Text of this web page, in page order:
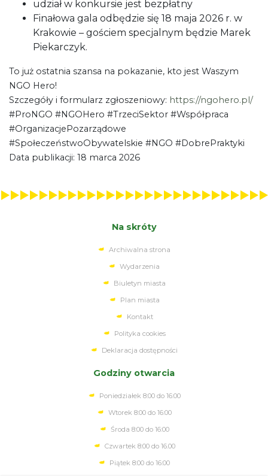
udział w konkursie jest bezpłatny
Finałowa gala odbędzie się 18 maja 2026 r. w
Krakowie – gościem specjalnym będzie Marek
Piekarczyk.
To już ostatnia szansa na pokazanie, kto jest Waszym
NGO Hero!
Szczegóły i formularz zgłoszeniowy: https://ngohero.pl/
#ProNGO #NGOHero #TrzeciSektor #Współpraca
#OrganizacjePozarządowe
#SpołeczeństwoObywatelskie #NGO #DobrePraktyki
Data publikacji: 18 marca 2026
Na skróty
Archiwalna strona
Wydarzenia
Biuletyn miasta
Plan miasta
Kontakt
Polityka cookies
Deklaracja dostępności
Godziny otwarcia
Poniedziałek 8:00 do 16:00
Wtorek 8:00 do 16:00
Środa 8:00 do 16:00
Czwartek 8:00 do 16.00
Piątek 8:00 do 16:00